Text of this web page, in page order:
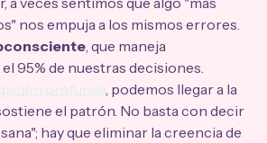
nos empuja a los mismos errores.
, que maneja
95% de nuestras decisiones.
profunda, podemos llegar a la
el patrón. No basta con decir
hay que eliminar la creencia de